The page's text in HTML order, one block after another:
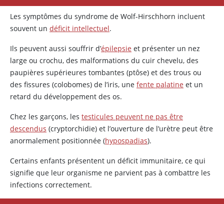
Les symptômes du syndrome de Wolf-Hirschhorn incluent
souvent un déficit intellectuel.
Ils peuvent aussi souffrir d’épilepsie et présenter un nez
large ou crochu, des malformations du cuir chevelu, des
paupières supérieures tombantes (ptôse) et des trous ou
des fissures (colobomes) de l’iris, une fente palatine et un
retard du développement des os.
Chez les garçons, les testicules peuvent ne pas être
descendus (cryptorchidie) et l’ouverture de l’urètre peut être
anormalement positionnée (hypospadias).
Certains enfants présentent un déficit immunitaire, ce qui
signifie que leur organisme ne parvient pas à combattre les
infections correctement.